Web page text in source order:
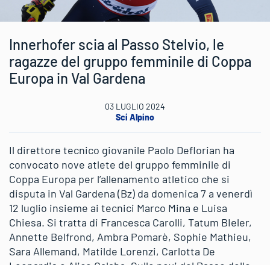
Innerhofer scia al Passo Stelvio, le
ragazze del gruppo femminile di Coppa
Europa in Val Gardena
03 LUGLIO 2024
Sci Alpino
Il direttore tecnico giovanile Paolo Deflorian ha
convocato nove atlete del gruppo femminile di
Coppa Europa per l’allenamento atletico che si
disputa in Val Gardena (Bz) da domenica 7 a venerdì
12 luglio insieme ai tecnici Marco Mina e Luisa
Chiesa. Si tratta di Francesca Carolli, Tatum BIeler,
Annette Belfrond, Ambra Pomarè, Sophie Mathieu,
Sara Allemand, Matilde Lorenzi, Carlotta De